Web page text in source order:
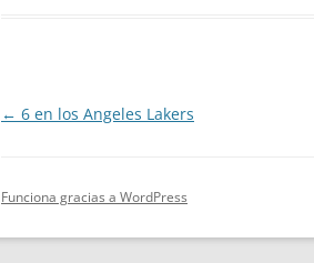
Navegación
← 6 en los Angeles Lakers
Funciona gracias a WordPress